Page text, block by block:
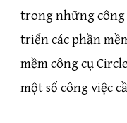
trong những công
triển các phần
mềm công cụ
một số công việc